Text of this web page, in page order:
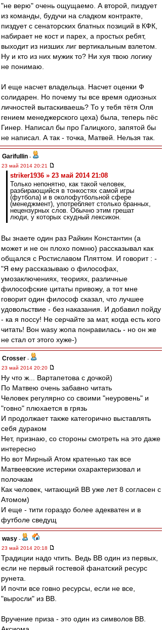
"не верю" очень ощущаемо. А второй, пиздует
из команды, будучи на сладком контракте,
пиздует с сенаторских блатных позиций в КФК,
набирает не кост и парех, а простых ребят,
выходит из низших лиг вертикальным взлетом.
Ну и кто из них мужик то? Ни хуя твою логику
не понимаю.
И еще насчет владельца. Насчет оценки Ф
солидарен. Но почему ты все время одиозных
личностей вытаскиваешь? То у тебя тётя Оля
гением менеджерского цеха) была, теперь пёс
Гинер. Написал бы про Галицкого, запятой бы
не написал. А так - точка, Матвей. Нельзя так.
Garifullin -
23 май 2014 20:21
striker1936 » 23 май 2014 21:08
Только непонятно, как такой человек,
разбирающийся в тонкостях самой игры
(футбола) и в околофутбольной сфере
(менеджмент), употребляет столько бранных,
нецензурных слов. Обычно этим грешат
люди, у которых скудный лексикон.
Вы знаете один раз Райкин Константин (а
может и не он плохо помню) рассказывал как
общался с Ростиславом Пляттом. И говорит : -
"Я ему рассказываю о философах,
умозаключениях, теориях, различные
философские цитаты привожу, а тот мне
говорит один философ сказал, что лучшее
удовольствие - без наказания. И добавил пойду
- ка я поссу! Не серчайте за мат, когда есть кого
читать! Вон wasy жопа понравилась - но он же
не стал от этого хуже-)
Crosser -
23 май 2014 20:20
Ну что ж... Вартапетова с дочкой)
По Матвею очень забавно читать
Человек регулярно со своими "неуровень" и
"говно" плюхается в грязь
И продолжает также категорично выставлять
себя дураком
Нет, признаю, со стороны смотреть на это даже
интересно
Но вот Мирный Атом кратенько так все
Матвеевские истерики охарактеризовал и
полочкам
Как человек, читающий ВВ уже лет 8 согласен с
Атомом)
И еще - тити гораздо более адекватен и в
футболе сведущ
wasy -
23 май 2014 20:18
Традиции надо чтить. Ведь ВВ один из первых,
если не первый гостевой фанатский ресурс
рунета.
И почти все говно ресурсы, если не все,
"выросли" из ВВ.
Вручение приза - это один из символов ВВ.